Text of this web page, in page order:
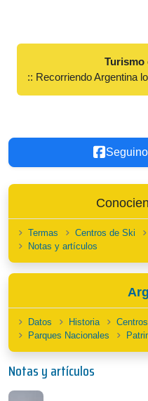
Turismo
:: Recorriendo Argentina
Termas Centros de Ski
Notas y artículos
Datos Historia
Parques Nacionales
Notas y artículos